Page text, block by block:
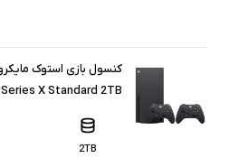
Series X Standard 2TB دو دسته
2TB